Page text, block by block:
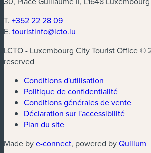
T. +352 22 28 09
E. touristinfo@lcto.lu
LCTO - Luxembourg City Tourist Office ©
reserved
Conditions d'utilisation
Politique de confidentialité
Conditions générales de vente
Déclaration sur l'accessibilité
Plan du site
Made bye-connect(nouvelle fenêtre)
, powered byQuilium